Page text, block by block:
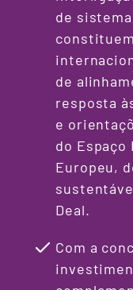
de
de
resposta
e
do
Europeu,
Deal.
Com a